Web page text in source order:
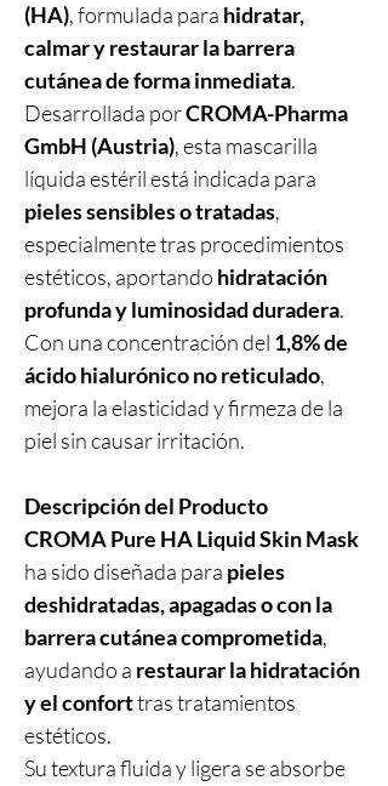
(HA), formulada para hidratar,
calmar y restaurar la barrera
cutánea de forma inmediata.
Desarrollada porCROMA-Pharma
GmbH (Austria), esta mascarilla
líquida estéril está indicada para
pieles sensibles o tratadas,
especialmente tras procedimientos
estéticos, aportando hidratación
profunda y luminosidad duradera.
Con una concentración del 1,8% de
ácido hialurónico no reticulado,
mejora la elasticidad y firmeza de la
piel sin causar irritación.
Descripción del Producto
CROMA Pure HA Liquid Skin Mask
ha sido diseñada para pieles
deshidratadas, apagadas o con la
barrera cutánea comprometida,
ayudando a restaurar la hidratación
y el conforttras tratamientos
estéticos.
Su textura fluida y ligera se absorbe